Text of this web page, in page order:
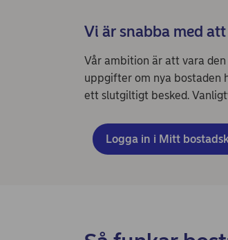
Vi är snabba med att
Vår ambition är att vara
uppgifter om nya bostaden
ett slutgiltigt besked.
Logga in i Mitt